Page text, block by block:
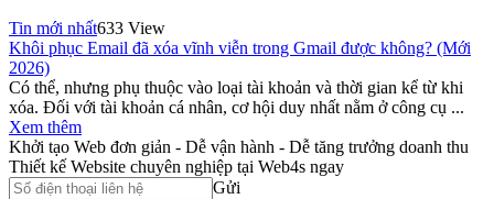
Tin mới nhất633 View
Khôi phục Email đã xóa vĩnh viễn trong Gmail được không? (Mới
2026)
Có thể, nhưng phụ thuộc vào loại tài khoản và thời gian kể từ khi
xóa. Đối với tài khoản cá nhân, cơ hội duy nhất nằm ở công cụ ...
Xem thêm
Khởi tạo Web đơn giản - Dễ vận hành - Dễ tăng trưởng doanh thu
Thiết kế Website chuyên nghiệp tại Web4s ngay
Gửi